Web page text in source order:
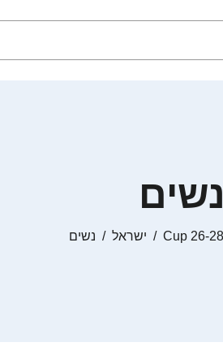
נשים
ישראל נשים